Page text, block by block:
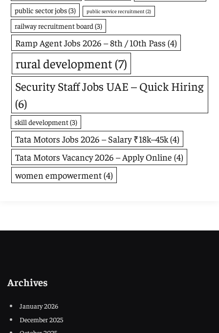
public sector jobs(3) public service recruitment (2)
railway recruitment board (3)
Ramp Agent Jobs 2026 – 8th / 10th Pass (4)
rural development (7)
Security Staff Jobs UAE – Quick Hiring
(6)
skill development(3)
Tata Motors Jobs 2026 – Salary ₹18k–45k(4)
Tata Motors Vacancy 2026 – Apply Online (4)
women empowerment(4)
Archives
January 2026
December 2025